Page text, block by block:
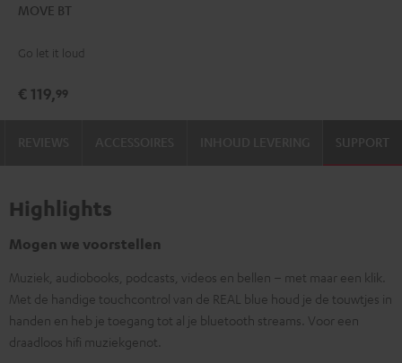
BT
BT
MOVE BT
Go let it loud
€ 119,99
SUPPORT
Highlights
Mogen we voorstellen
Muziek, audiobooks, podcasts, videos en bellen – met maar een klik.
Met de handige touchcontrol van de REAL blue houd je de touwtjes in
handen en heb je toegang tot al je bluetooth streams. Voor een
draadloos hifi muziekgenot.